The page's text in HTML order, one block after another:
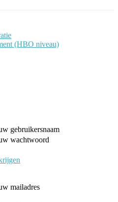
(HBO niveau)
gebruikersnaam
wachtwoord
mailadres